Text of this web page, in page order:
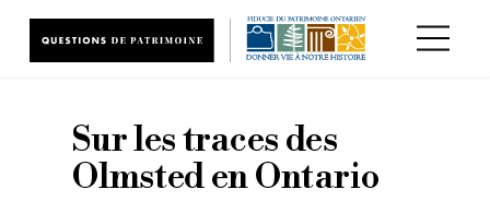
Sur les traces des
Olmsted en Ontario